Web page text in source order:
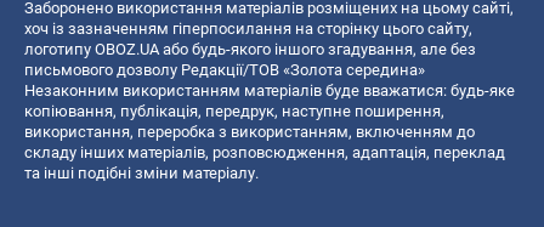
Заборонено використання матеріалів розміщених на цьому сайті,
хоч із зазначенням гіперпосилання на сторінку цього сайту,
логотипу OBOZ.UA або будь-якого іншого згадування, але без
письмового дозволу Редакції/ТОВ «Золота середина»
Незаконним використанням матеріалів буде вважатися: будь-яке
копiювання, публiкацiя, передрук, наступне поширення,
використання, переробка з використанням, включенням до
складу інших матеріалів, розповсюдження, адаптація, переклад
та інші подібні зміни матеріалу.